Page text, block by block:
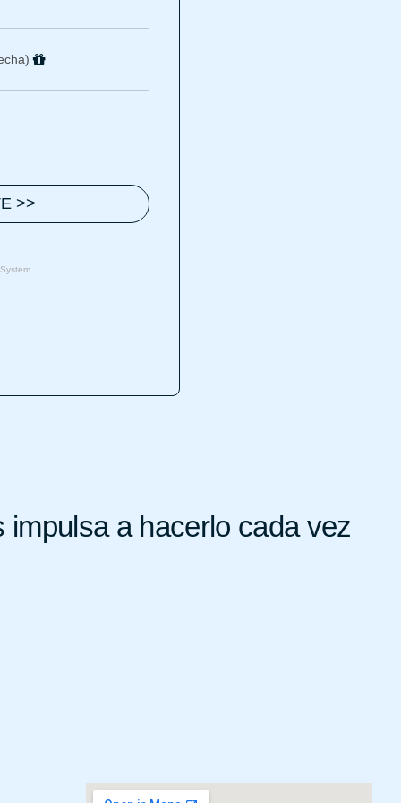
a hacerlo cada vez